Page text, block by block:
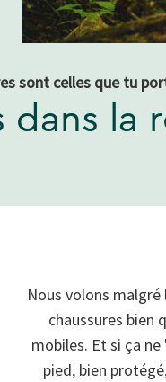
sont celles que tu
dans la
Nous volons
chaussures bien
mobiles. Et si ça
pied, bien